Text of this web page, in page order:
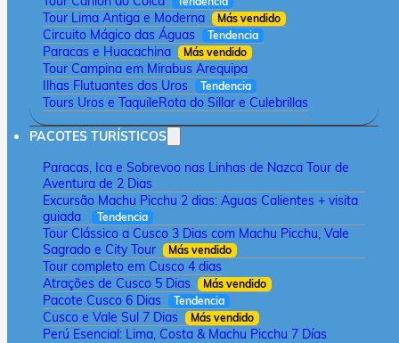
Tour Lima Antiga e Moderna Más vendido
Circuito Mágico das Águas Tendencia
Paracas e Huacachina Más vendido
Tour Campina em Mirabus Arequipa
Ilhas Flutuantes dos Uros
Tendencia
Tours Uros e TaquileRota do Sillar e Culebrillas
PACOTES TURÍSTICOS
Paracas, Ica e Sobrevoo nas Linhas de Nazca Tour de
Aventura de 2 Dias
Excursão Machu Picchu 2 dias: Aguas Calientes + visita
guiada
Tendencia
Tour Clássico a Cusco 3 Dias com Machu Picchu, Vale
Sagrado e City Tour
Más vendido
Tour completo em Cusco 4 dias
Atrações de Cusco 5 Dias
Más vendido
Pacote Cusco 6 Dias Tendencia
Cusco e Vale Sul 7 Dias Más vendido
Perú Esencial: Lima, Costa & Machu Picchu 7 Días